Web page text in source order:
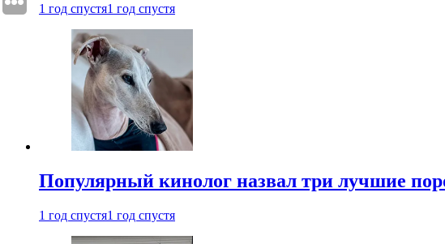
1 год спустя1 год спустя
Популярный кинолог назвал три лучшие
1 год спустя1 год спустя